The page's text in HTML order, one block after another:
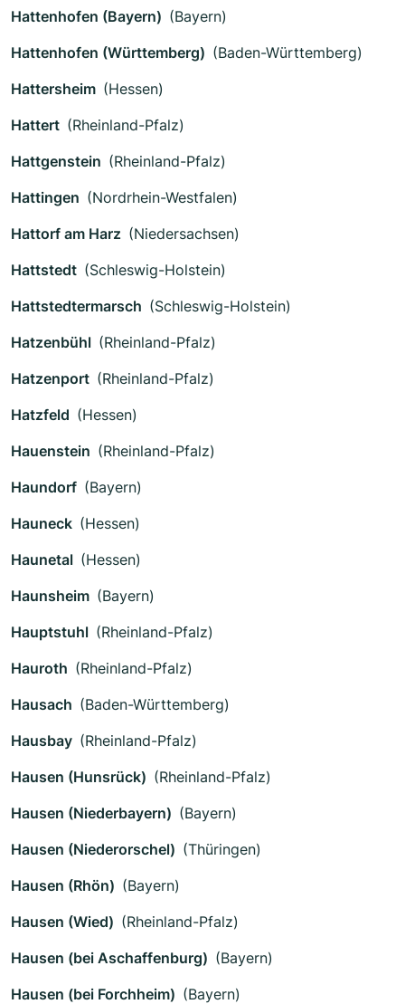
Hattenhofen (Bayern) (Bayern)
Hattenhofen (Württemberg) (Baden-Württemberg)
Hattersheim (Hessen)
Hattert (Rheinland-Pfalz)
Hattgenstein (Rheinland-Pfalz)
Hattingen (Nordrhein-Westfalen)
Hattorf am Harz (Niedersachsen)
Hattstedt (Schleswig-Holstein)
Hattstedtermarsch (Schleswig-Holstein)
Hatzenbühl (Rheinland-Pfalz)
Hatzenport (Rheinland-Pfalz)
Hatzfeld (Hessen)
Hauenstein (Rheinland-Pfalz)
Haundorf (Bayern)
Hauneck (Hessen)
Haunetal (Hessen)
Haunsheim (Bayern)
Hauptstuhl (Rheinland-Pfalz)
Hauroth (Rheinland-Pfalz)
Hausach (Baden-Württemberg)
Hausbay (Rheinland-Pfalz)
Hausen (Hunsrück) (Rheinland-Pfalz)
Hausen (Niederbayern) (Bayern)
Hausen (Niederorschel) (Thüringen)
Hausen (Rhön) (Bayern)
Hausen (Wied) (Rheinland-Pfalz)
Hausen (bei Aschaffenburg) (Bayern)
Hausen (bei Forchheim) (Bayern)